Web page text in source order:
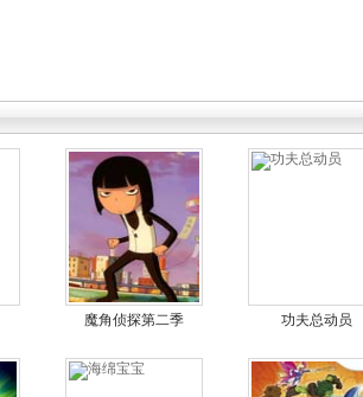
魔角侦探第二季 功夫总动员